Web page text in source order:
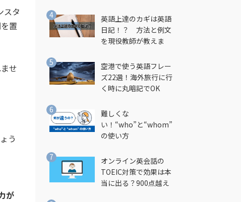
スタ
置
せ
う
が
英語上達のカギは英語
日記！？ 方法と例文
を現役教師が教えま
空港で使う英語フレー
ズ22選！海外旅行に行
く時に丸暗記でOK
難しくな
い！“who”と“whom”
の使い方
オンライン英会話の
TOEIC対策で効果は本
当に出る？900点越え